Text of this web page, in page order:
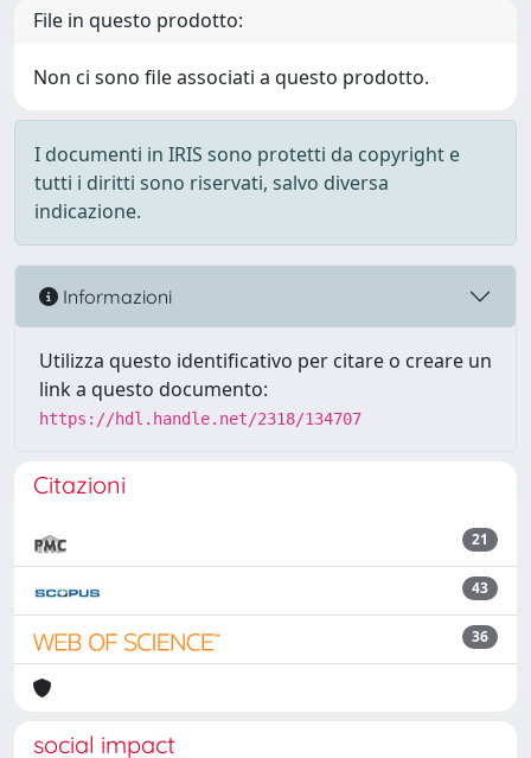
File in questo prodotto:
Non ci sono file associati a questo prodotto.
I documenti in IRIS sono protetti da copyright e
tutti i diritti sono riservati, salvo diversa
indicazione.
Informazioni
Utilizza questo identificativo per citare o creare un
link a questo documento:
https://hdl.handle.net/2318/134707
Citazioni
21
43
36
social impact